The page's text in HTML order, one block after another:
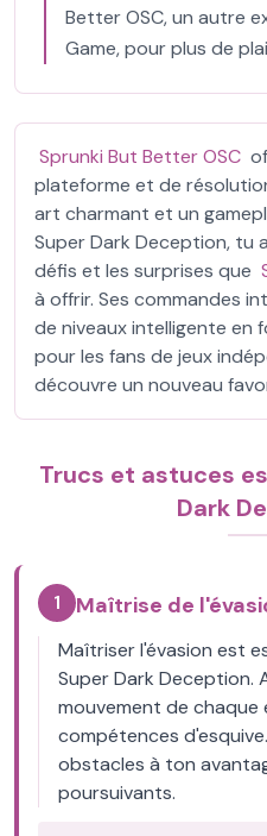
Better OSC, un autre
Game, pour plus de
Sprunki But Better OSC
plateforme et de
art charmant et un
Super Dark Deception, tu
défis et les surprises que
à offrir. Ses commandes
de niveaux intelligente en
pour les fans de jeux
découvre un nouveau
Trucs et astuces
Dark
1 Maîtrise de
Maîtriser l'évasion est
Super Dark Deception.
mouvement de
compétences
obstacles à ton
poursuivants.